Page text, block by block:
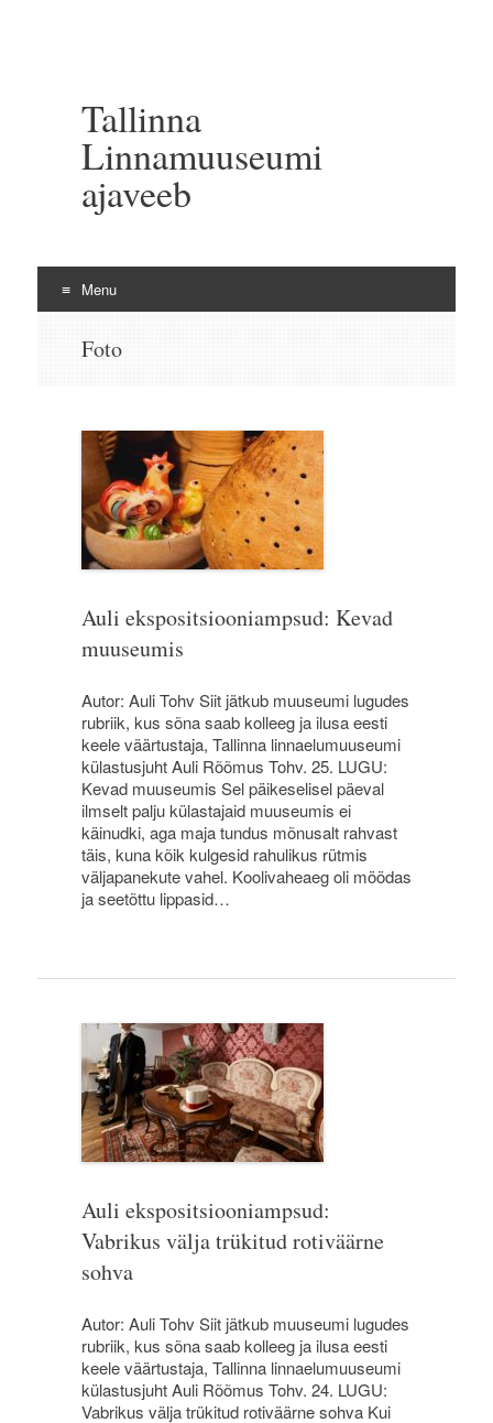
Tallinna
Linnamuuseumi
ajaveeb
Menu
Foto
Auli ekspositsiooniampsud: Kevad
muuseumis
Autor: Auli Tohv Siit jätkub muuseumi lugudes
rubriik, kus sõna saab kolleeg ja ilusa eesti
keele väärtustaja, Tallinna linnaelumuuseumi
külastusjuht Auli Rõõmus Tohv. 25. LUGU:
Kevad muuseumis Sel päikeselisel päeval
ilmselt palju külastajaid muuseumis ei
käinudki, aga maja tundus mõnusalt rahvast
täis, kuna kõik kulgesid rahulikus rütmis
väljapanekute vahel. Koolivaheaeg oli möödas
ja seetõttu lippasid…
Auli ekspositsiooniampsud:
Vabrikus välja trükitud rotiväärne
sohva
Autor: Auli Tohv Siit jätkub muuseumi lugudes
rubriik, kus sõna saab kolleeg ja ilusa eesti
keele väärtustaja, Tallinna linnaelumuuseumi
külastusjuht Auli Rõõmus Tohv. 24. LUGU:
Vabrikus välja trükitud rotiväärne sohva Kui